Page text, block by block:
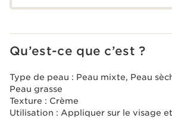
Qu’est-ce que c’est ?
Type de peau : Peau mixte, Peau
Peau grasse
Texture : Crème
Utilisation : Appliquer sur le visage